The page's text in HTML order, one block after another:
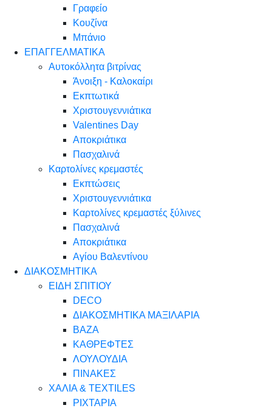
Γραφείο
Κουζίνα
Μπάνιο
ΕΠΑΓΓΕΛΜΑΤΙΚΑ
Αυτοκόλλητα βιτρίνας
Άνοιξη - Καλοκαίρι
Εκπτωτικά
Χριστουγεννιάτικα
Valentines Day
Αποκριάτικα
Πασχαλινά
Καρτολίνες κρεμαστές
Εκπτώσεις
Χριστουγεννιάτικα
Καρτολίνες κρεμαστές ξύλινες
Πασχαλινά
Αποκριάτικα
Αγίου Βαλεντίνου
ΔΙΑΚΟΣΜΗΤΙΚΑ
ΕΙΔΗ ΣΠΙΤΙΟΥ
DECO
ΔΙΑΚΟΣΜΗΤΙΚΑ ΜΑΞΙΛΑΡΙΑ
ΒΑΖΑ
ΚΑΘΡΕΦΤΕΣ
ΛΟΥΛΟΥΔΙΑ
ΠΙΝΑΚΕΣ
ΧΑΛΙΑ & TEXTILES
ΡΙΧΤΑΡΙΑ